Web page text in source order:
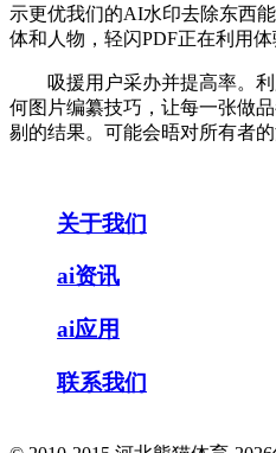
示更优我们的AI水印去除东西
体和人物，轻闪PDF正在利用体
吸援用户采办并提高率。利
何图片编纂技巧，让每一张做
剔的结果。可能会晤对所有者的
关于我们
ai资讯
ai应用
联系我们